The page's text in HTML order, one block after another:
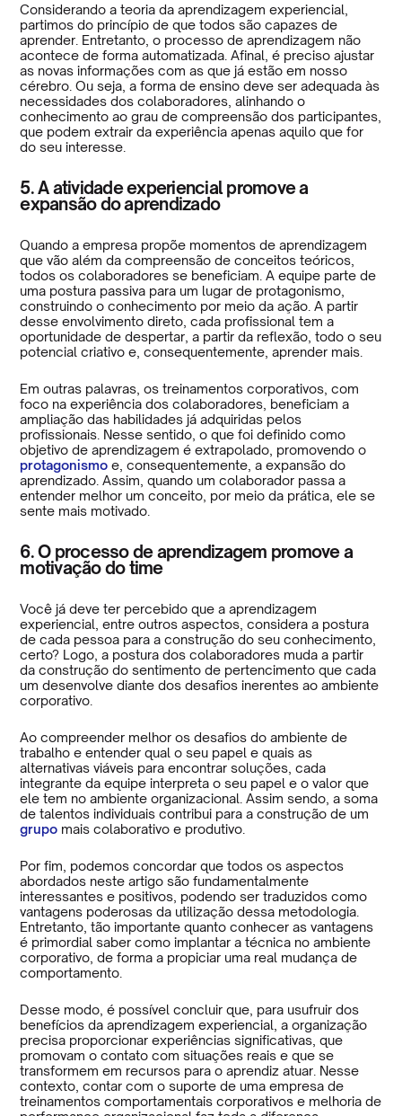
Considerando a teoria da aprendizagem experiencial,
partimos do princípio de que todos são capazes de
aprender. Entretanto, o processo de aprendizagem não
acontece de forma automatizada. Afinal, é preciso ajustar
as novas informações com as que já estão em nosso
cérebro. Ou seja, a forma de ensino deve ser adequada às
necessidades dos colaboradores, alinhando o
conhecimento ao grau de compreensão dos participantes,
que podem extrair da experiência apenas aquilo que for
do seu interesse.
5. A atividade experiencial promove a
expansão do aprendizado
Quando a empresa propõe momentos de aprendizagem
que vão além da compreensão de conceitos teóricos,
todos os colaboradores se beneficiam. A equipe parte de
uma postura passiva para um lugar de protagonismo,
construindo o conhecimento por meio da ação. A partir
desse envolvimento direto, cada profissional tem a
oportunidade de despertar, a partir da reflexão, todo o seu
potencial criativo e, consequentemente, aprender mais.
Em outras palavras, os treinamentos corporativos, com
foco na experiência dos colaboradores, beneficiam a
ampliação das habilidades já adquiridas pelos
profissionais. Nesse sentido, o que foi definido como
objetivo de aprendizagem é extrapolado, promovendo o
protagonismo e, consequentemente, a expansão do
aprendizado. Assim, quando um colaborador passa a
entender melhor um conceito, por meio da prática, ele se
sente mais motivado.
6. O processo de aprendizagem promove a
motivação do time
Você já deve ter percebido que a aprendizagem
experiencial, entre outros aspectos, considera a postura
de cada pessoa para a construção do seu conhecimento,
certo? Logo, a postura dos colaboradores muda a partir
da construção do sentimento de pertencimento que cada
um desenvolve diante dos desafios inerentes ao ambiente
corporativo.
Ao compreender melhor os desafios do ambiente de
trabalho e entender qual o seu papel e quais as
alternativas viáveis para encontrar soluções, cada
integrante da equipe interpreta o seu papel e o valor que
ele tem no ambiente organizacional. Assim sendo, a soma
de talentos individuais contribui para a construção de um
grupo mais colaborativo e produtivo.
Por fim, podemos concordar que todos os aspectos
abordados neste artigo são fundamentalmente
interessantes e positivos, podendo ser traduzidos como
vantagens poderosas da utilização dessa metodologia.
Entretanto, tão importante quanto conhecer as vantagens
é primordial saber como implantar a técnica no ambiente
corporativo, de forma a propiciar uma real mudança de
comportamento.
Desse modo, é possível concluir que, para usufruir dos
benefícios da aprendizagem experiencial, a organização
precisa proporcionar experiências significativas, que
promovam o contato com situações reais e que se
transformem em recursos para o aprendiz atuar. Nesse
contexto, contar com o suporte de uma empresa de
treinamentos comportamentais corporativos e melhoria de